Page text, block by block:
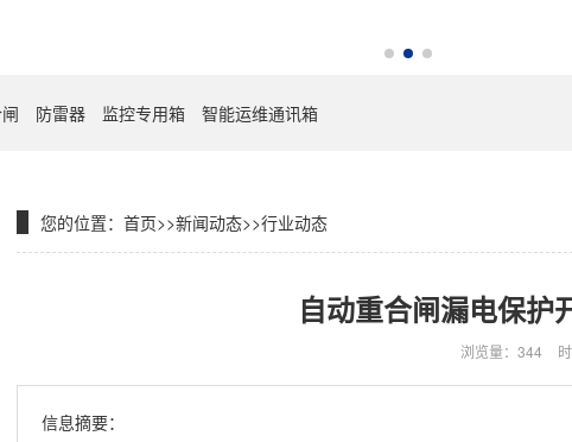
防雷器 监控专用箱 智能运维通讯箱
您的位置： 首页>>新闻动态>>行业动态
自动重合闸漏电保护
浏览量：344
信息摘要：